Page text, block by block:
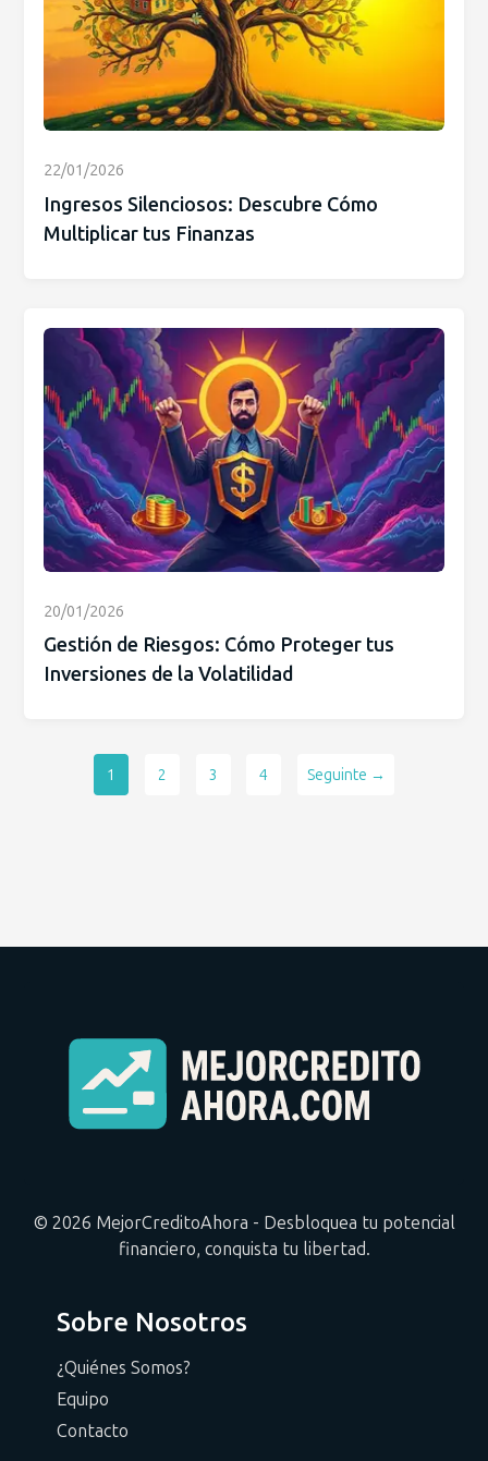
22/01/2026
Ingresos Silenciosos: Descubre Cómo
Multiplicar tus Finanzas
20/01/2026
Gestión de Riesgos: Cómo Proteger tus
Inversiones de la Volatilidad
1 2 3 4 Seguinte →
© 2026 MejorCreditoAhora - Desbloquea tu potencial
financiero, conquista tu libertad.
Sobre Nosotros
¿Quiénes Somos?
Equipo
Contacto